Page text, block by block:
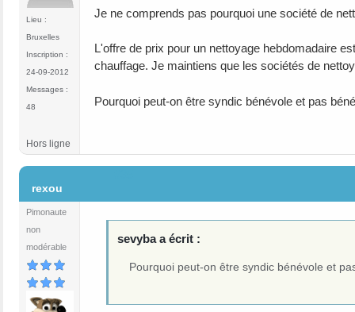
Lieu :
Bruxelles
Inscription :
24-09-2012
Messages :
48
Je ne comprends pas pourquoi une société de
L'offre de prix pour un nettoyage hebdomadaire
chauffage. Je maintiens que les sociétés de
Pourquoi peut-on être syndic bénévole et pas
Hors ligne
rexou
Pimonaute
non
modérable
sevyba a écrit :
Pourquoi peut-on être syndic bénévole et